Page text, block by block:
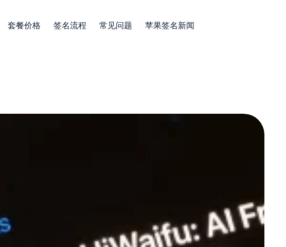
套餐价格 签名流程 常见问题 苹果签名新闻